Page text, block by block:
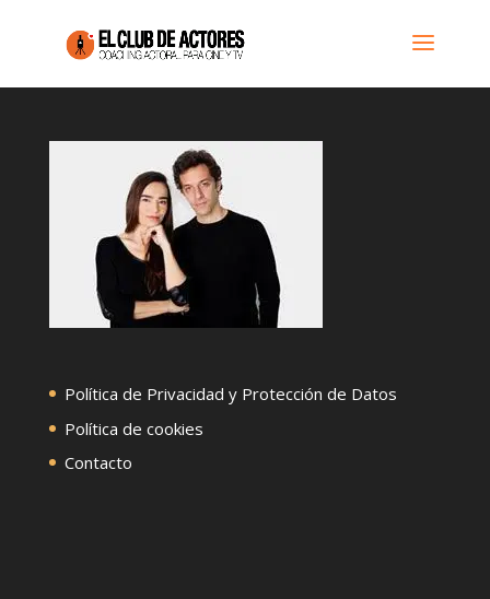
Política de Privacidad y Protección de Datos
Política de cookies
Contacto